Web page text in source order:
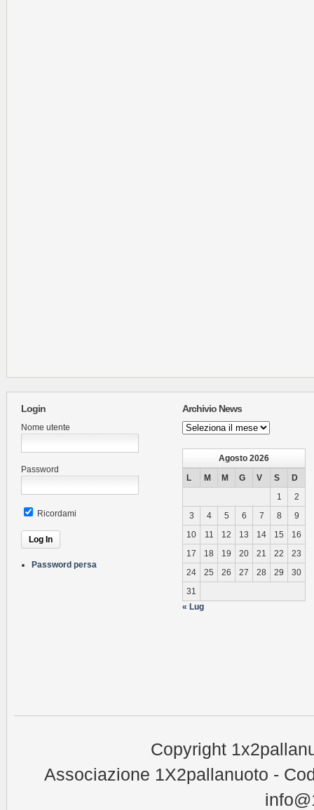
Login
Nome utente
Password
Ricordami
Password persa
Archivio News
Archivio
News
Agosto 2026
L
M M G V S
D
1
2
3
4 5 6 7 8
9
10
11 12 13 14 15
16
17
18 19 20 21 22
23
24
25 26 27 28 29
30
31
« Lug
Copyright
Associazione 1X2pallanuoto -